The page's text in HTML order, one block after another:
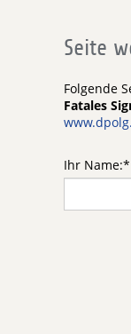
Seite
Folgende
Fatales
Ihr Name:*